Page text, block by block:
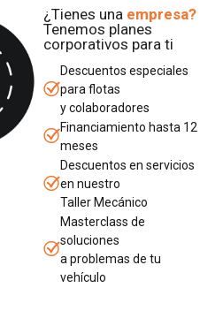
¿Tienes una empresa?
Tenemos planes
corporativos para ti
Descuentos especiales
para flotas
y colaboradores
Financiamiento hasta 12
meses
Descuentos en servicios
en nuestro
Taller Mecánico
Masterclass de
soluciones
a problemas de tu
vehículo